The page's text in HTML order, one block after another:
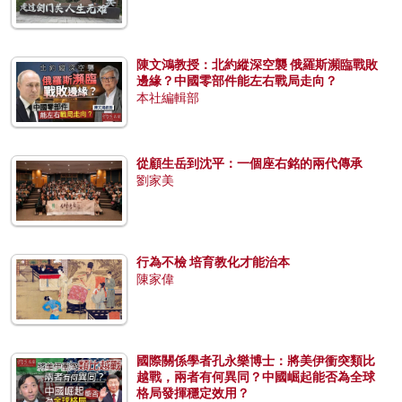
陳文鴻教授：北約縱深空襲 俄羅斯瀕臨戰敗
邊緣？中國零部件能左右戰局走向？
本社編輯部
從顧生岳到沈平：一個座右銘的兩代傳承
劉家美
行為不檢 培育教化才能治本
陳家偉
國際關係學者孔永樂博士：將美伊衝突類比
越戰，兩者有何異同？中國崛起能否為全球
格局發揮穩定效用？